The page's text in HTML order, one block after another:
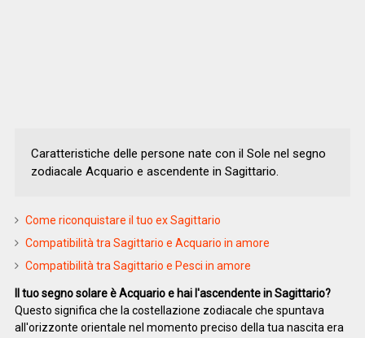
Caratteristiche delle persone nate con il Sole nel segno
zodiacale Acquario e ascendente in Sagittario.
Come riconquistare il tuo ex Sagittario
Compatibilità tra Sagittario e Acquario in amore
Compatibilità tra Sagittario e Pesci in amore
Il tuo segno solare è Acquario e hai l'ascendente in Sagittario?
Questo significa che la costellazione zodiacale che spuntava
all'orizzonte orientale nel momento preciso della tua nascita era